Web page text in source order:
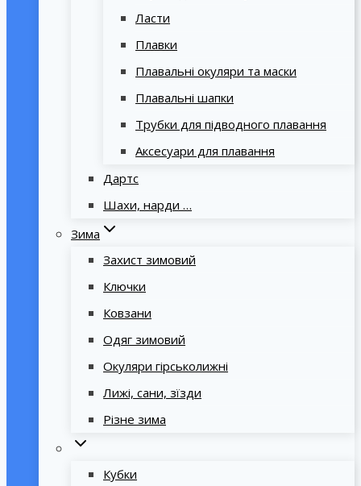
Ласти
Плавки
Плавальні окуляри та маски
Плавальні шапки
Трубки для підводного плавання
Аксесуари для плавання
Дартс
Шахи, нарди …
Зима
Захист зимовий
Ключки
Ковзани
Одяг зимовий
Окуляри гірськолижні
Лижі, сани, зїзди
Різне зима
Кубки